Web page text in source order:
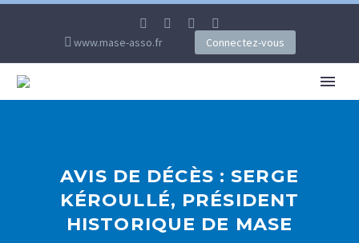
www.mase-asso.fr Connectez-vous
AVIS DE DÉCÈS : SERGE
KÉROULLÉ, PRÉSIDENT
HISTORIQUE DE MASE